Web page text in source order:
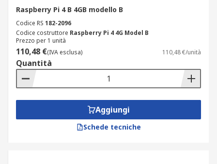
Raspberry Pi 4 B 4GB modello B
Codice RS 182-2096
Codice costruttore Raspberry Pi 4 4G Model B
Prezzo per 1 unità
110,48 €(IVA esclusa) 110,48 €/unità
Quantità
Aggiungi
Schede tecniche